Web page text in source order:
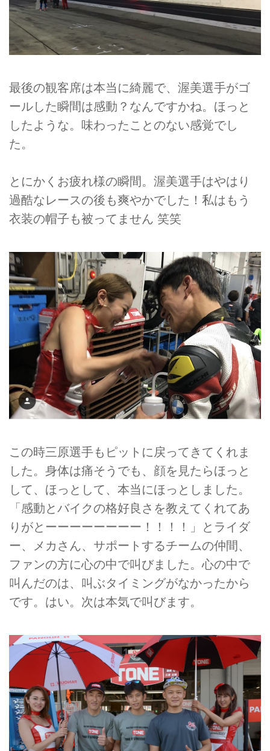
最後の観客席は本当に綺麗で、渥美選手がゴ
ールした瞬間は感動？なんですかね。ほっと
したような。味わったことのない感覚でし
た。
とにかくお疲れ様の瞬間。渥美選手はやはり
過酷なレースの後も爽やかでした！私はもう
衣装の帽子も被ってません 笑笑
この時三原選手もピットに戻ってきてくれま
した。身体は痛そうでも、顔を見たらほっと
して、ほっとして、本当にほっとしました。
「感動とバイクの格好良さを教えてくれてあ
りがとーーーーーーーー！！！！」とライダ
ー、メカさん、サポートするチームの仲間、
ファンの方に心の中で叫びました。心の中で
叫んだのは、叫ぶタイミングがなかったから
です。はい。次は本気で叫びます。